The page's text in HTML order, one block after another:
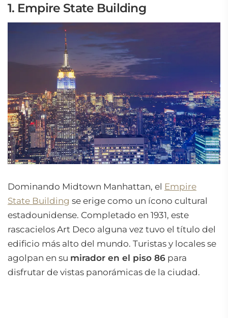
1. Empire State Building
Dominando Midtown Manhattan, el Empire
State Building se erige como un ícono cultural
estadounidense. Completado en 1931, este
rascacielos Art Deco alguna vez tuvo el título del
edificio más alto del mundo. Turistas y locales se
agolpan en su mirador en el piso 86 para
disfrutar de vistas panorámicas de la ciudad.